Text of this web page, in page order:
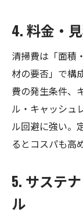
4. 料金・
清掃費は「面積
材の要否」で構
費の発生条件、
ル・キャッシュ
ル回避に強い。
るとコスパも高
5. サステ
ル